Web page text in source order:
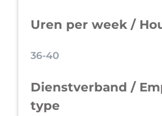
Uren per week /
36-40
Dienstverband /
type